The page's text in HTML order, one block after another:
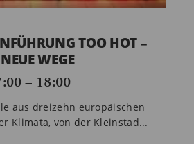
TOO HOT –
WEGE
– 18:00
aus dreizehn europäischen
Klimata, von der Kleinstad...